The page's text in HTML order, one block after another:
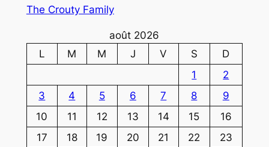
The Crouty Family
août 2026
L
M M J V S
D
1
2
3
4 5 6 7 8
9
10
11 12 13 14 15
16
17
18 19 20 21 22
23